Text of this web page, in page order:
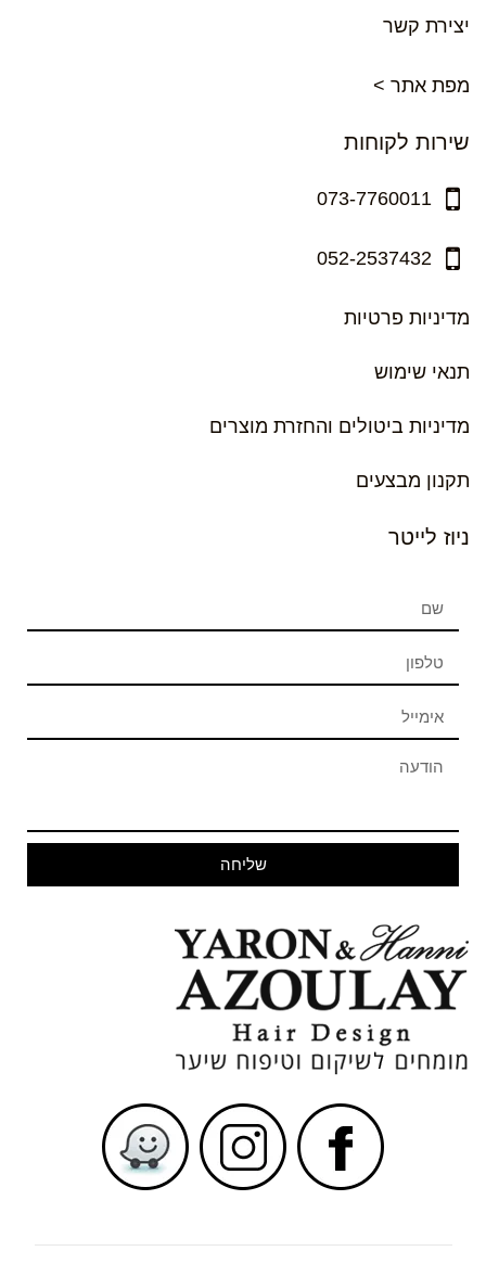
יצירת קשר
מפת אתר >
שירות לקוחות
073-7760011
052-2537432
מדיניות פרטיות
תנאי שימוש
מדיניות ביטולים והחזרת מוצרים
תקנון מבצעים
ניוז לייטר
שליחה